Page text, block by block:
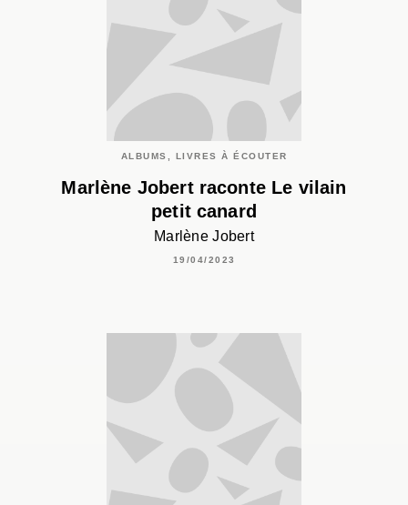
ALBUMS, LIVRES À ÉCOUTER
Marlène Jobert raconte Le vilain
petit canard
Marlène Jobert
19/04/2023